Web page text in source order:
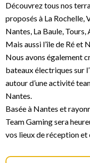
Découvrez tous nos
proposés à La Rochelle,
Nantes, La Baule, Tours,
Mais aussi l’île de Ré et
Nous avons également
bateaux électriques sur
autour d’une activité
Nantes.
Basée à Nantes et
Team Gaming sera
vos lieux de réception et